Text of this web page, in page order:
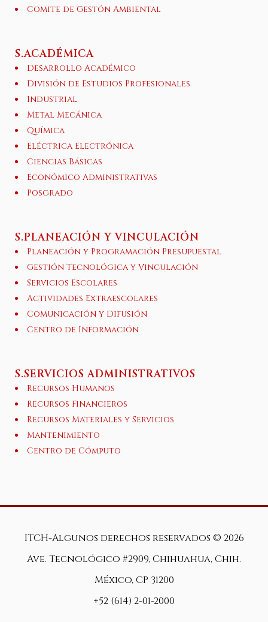
Comite de Gestón Ambiental
S.ACADÉMICA
Desarrollo Académico
División de Estudios Profesionales
Industrial
Metal Mecánica
Química
Eléctrica Electrónica
Ciencias Básicas
Económico Administrativas
Posgrado
S.PLANEACIÓN Y VINCULACIÓN
Planeación y Programación Presupuestal
Gestión Tecnológica y Vinculación
Servicios Escolares
Actividades Extraescolares
Comunicación y Difusión
Centro de Información
S.SERVICIOS ADMINISTRATIVOS
Recursos Humanos
Recursos Financieros
Recursos Materiales y Servicios
Mantenimiento
Centro de Cómputo
ITCH-Algunos derechos reservados © 2026
Ave. Tecnológico #2909, Chihuahua, Chih.
México, CP 31200
+52 (614) 2-01-2000